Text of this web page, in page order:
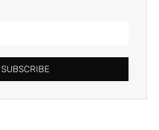
SUBSCRIBE